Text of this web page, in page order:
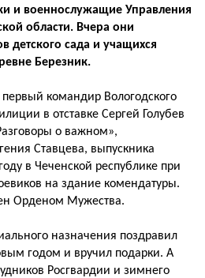
и военнослужащие Управления
области. Вчера они
детского сада и учащихся
Березник.
командир Вологодского
в отставке Сергей Голубев
о важном»,
Ставцева, выпускника
в Чеченской республике при
на здание комендатуры.
Орденом Мужества.
назначения поздравил
годом и вручил подарки. А
Росгвардии и зимнего